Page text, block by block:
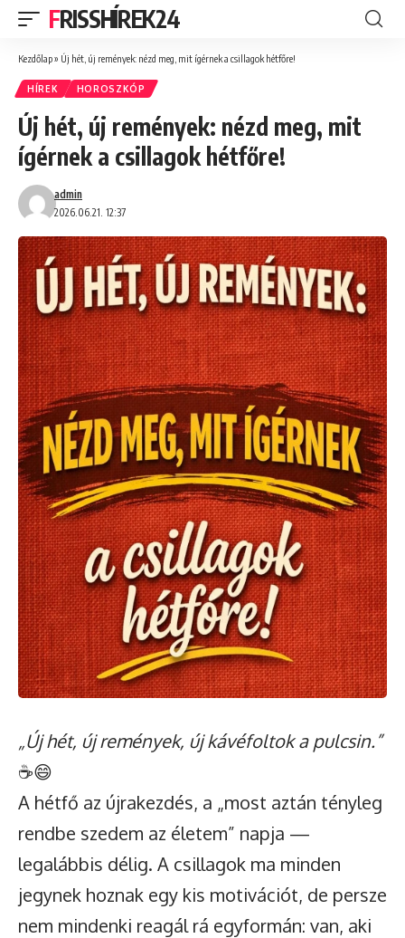
FRISSHÍREK24
Kezdőlap» Új hét, új remények: nézd meg, mit ígérnek a csillagok hétfőre!
HÍREK HOROSZKÓP
Új hét, új remények: nézd meg, mit
ígérnek a csillagok hétfőre!
2026.06.21. 12:37
admin
„Új hét, új remények, új kávéfoltok a pulcsin.”
☕😄
A hétfő az újrakezdés, a „most aztán tényleg
rendbe szedem az életem” napja —
legalábbis délig. A csillagok ma minden
jegynek hoznak egy kis motivációt, de persze
nem mindenki reagál rá egyformán: van, aki